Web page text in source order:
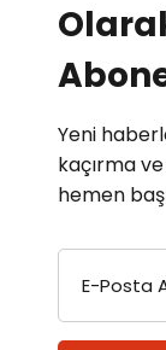
Yeni
kaçırma
hemen
E-Posta